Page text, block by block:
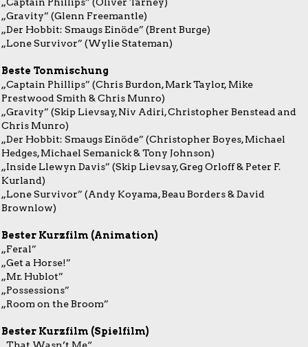
„Captain Phillips” (Oliver Tarney)
„Gravity” (Glenn Freemantle)
„Der Hobbit: Smaugs Einöde” (Brent Burge)
„Lone Survivor” (Wylie Stateman)
Beste Tonmischung
„Captain Phillips” (Chris Burdon, Mark Taylor, Mike
Prestwood Smith & Chris Munro)
„Gravity” (Skip Lievsay, Niv Adiri, Christopher Benstead and
Chris Munro)
„Der Hobbit: Smaugs Einöde” (Christopher Boyes, Michael
Hedges, Michael Semanick & Tony Johnson)
„Inside Llewyn Davis” (Skip Lievsay, Greg Orloff & Peter F.
Kurland)
„Lone Survivor” (Andy Koyama, Beau Borders & David
Brownlow)
Bester Kurzfilm (Animation)
„Feral”
„Get a Horse!”
„Mr. Hublot”
„Possessions”
„Room on the Broom”
Bester Kurzfilm (Spielfilm)